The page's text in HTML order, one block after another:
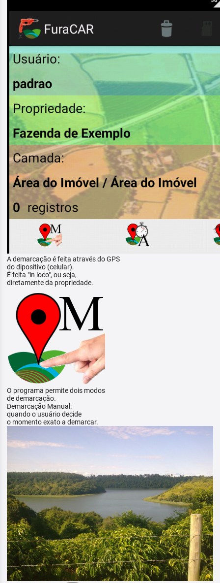
A demarcação é feita através do GPS
do dipositivo (celular).
É feita "in loco", ou seja,
diretamente da propriedade.
O programa permite dois modos
de demarcação.
Demarcação Manual:
quando o usuário decide
o momento exato a demarcar.